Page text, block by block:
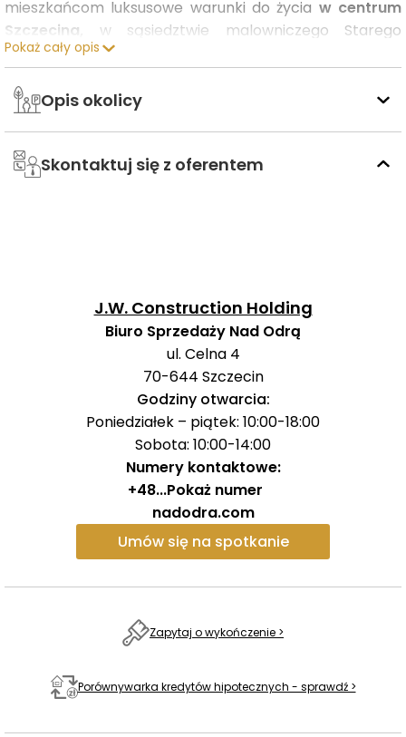
mieszkańcom luksusowe warunki do życia w centrum
Szczecina, w sąsiedztwie malowniczego Starego
Miasta.
Nowoczesna zabudowa i przestronność
kondygnacji,które obejmują blisko
762 mieszkania.
relaksowi i integracji mieszkańców.
Lokalizacja i infrastruktura
Kompleks znajduje się w jednej z najszybciej
rozwijających się dzielnic,w bliskim sąsiedztwie Odry
Starego Miasta.Mieszkańcy mają dostęp do
tras pieszych i rowerowych,
umiejscowionych w parterach budynków.
Inwestycja oferuje również szeroką infrastrukturę, w
podziemny parkingorazboksy rowerowe,
znacząco podnosi komfort codziennego życia.
rzeką. To idealne miejsce dla osób szukających
prestiżowego mieszkania w sercu miasta, w pobliżu
atrakcji.
Pokaż cały opis
Opis okolicy
Skontaktuj się z oferentem
J.W. Construction Holding
Biuro Sprzedaży Nad Odrą
ul. Celna 4
70-644 Szczecin
Godziny otwarcia:
Poniedziałek – piątek: 10:00-18:00
Sobota: 10:00-14:00
Numery kontaktowe:
+48...Pokaż numer
nadodra.com
Umów się na spotkanie
Zapytaj o wykończenie >
Porównywarka kredytów hipotecznych - sprawdź >